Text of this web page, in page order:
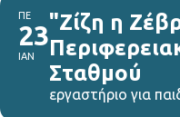
ΠΕ
23
ΙΑΝ
"Ζίζη η
Σταθμού
εργαστήριο για